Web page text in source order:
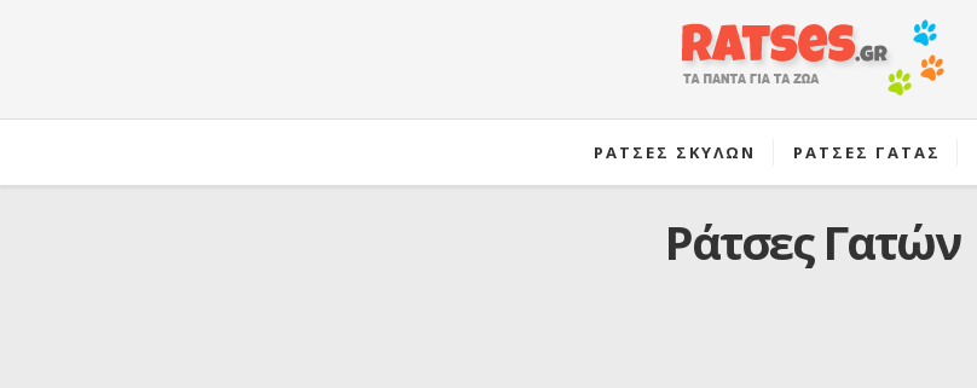
ΡΑΤΣΕΣ ΣΚΥΛΩΝ ΡΑΤΣΕΣ ΓΑΤΑΣ
Ράτσες Γατών